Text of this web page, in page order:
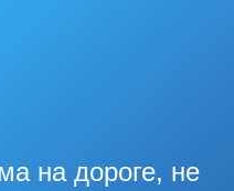
на дороге, не